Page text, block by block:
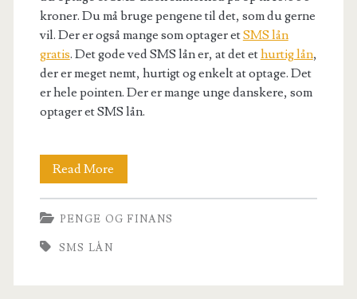
kroner. Du må bruge pengene til det, som du gerne
vil. Der er også mange som optager etSMS lån
gratis. Det gode ved SMS lån er, at det ethurtig lån,
der er meget nemt, hurtigt og enkelt at optage. Det
er hele pointen. Der er mange unge danskere, som
optager et SMS lån.
Read More
lån
PENGE OG FINANS
SMS LÅN